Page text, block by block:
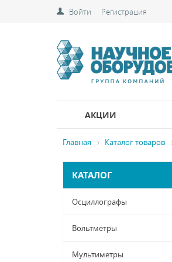
Войти Регистрация
АКЦИИ
Главная Каталог товаров
КАТАЛОГ
Осциллографы
Вольтметры
Мультиметры